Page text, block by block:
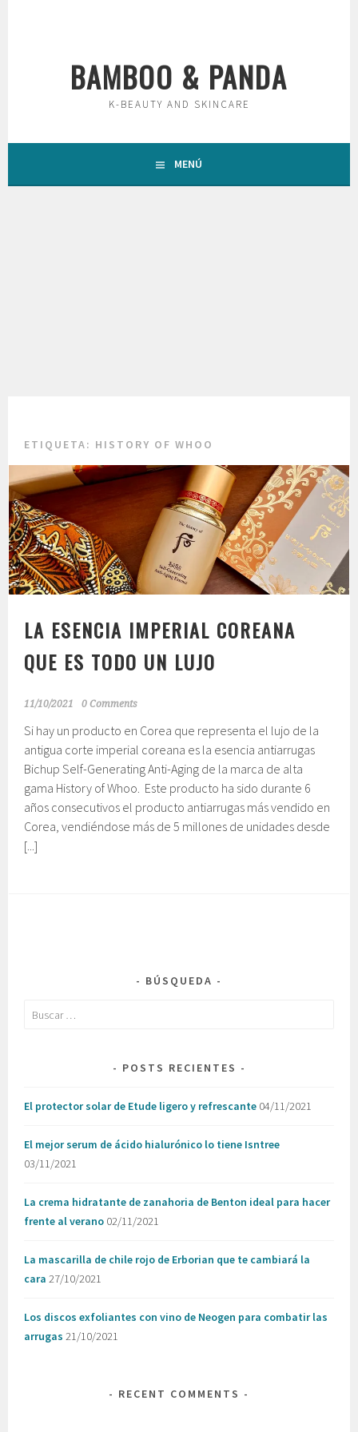
BAMBOO & PANDA
K-BEAUTY AND SKINCARE
MENÚ
ETIQUETA: HISTORY OF WHOO
LA ESENCIA IMPERIAL COREANA
QUE ES TODO UN LUJO
11/10/2021 0 Comments
Si hay un producto en Corea que representa el lujo de la
antigua corte imperial coreana es la esencia antiarrugas
Bichup Self-Generating Anti-Aging de la marca de alta
gama History of Whoo. Este producto ha sido durante 6
años consecutivos el producto antiarrugas más vendido en
Corea, vendiéndose más de 5 millones de unidades desde
[...]
BÚSQUEDA
Buscar:
POSTS RECIENTES
El protector solar de Etude ligero y refrescante 04/11/2021
El mejor serum de ácido hialurónico lo tiene Isntree
03/11/2021
La crema hidratante de zanahoria de Benton ideal para hacer
frente al verano 02/11/2021
La mascarilla de chile rojo de Erborian que te cambiará la
cara 27/10/2021
Los discos exfoliantes con vino de Neogen para combatir las
arrugas 21/10/2021
RECENT COMMENTS